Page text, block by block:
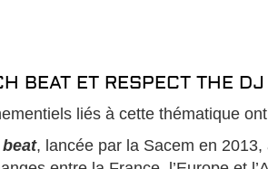
BEAT ET RESPECT THE DJ
liés à cette thématique
, lancée par la Sacem en